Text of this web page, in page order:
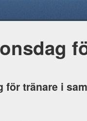
för tränare i